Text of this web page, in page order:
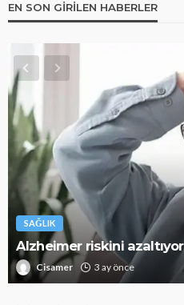
EN SON GIRILEN HABERLER
SAĞLIK
Alzheimer riskini
Cisamer 3 ay önce